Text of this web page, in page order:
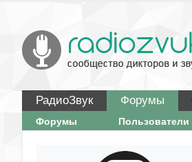
РадиоЗвук Форумы
Форумы Пользователи